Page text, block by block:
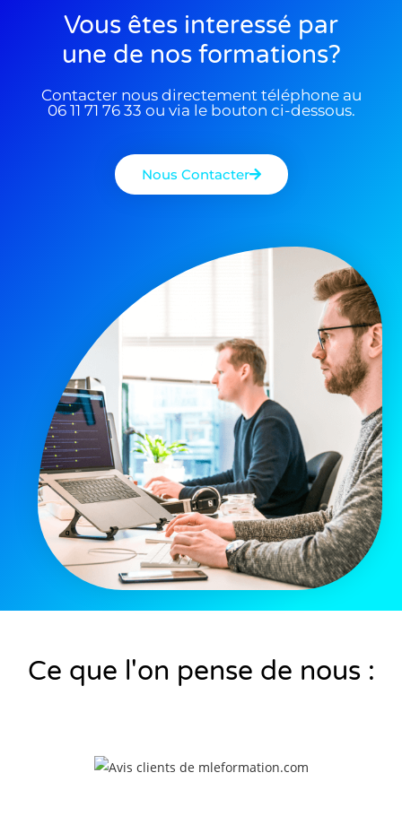
Vous êtes interessé par
une de nos formations?
Contacter nous directement téléphone au
06 11 71 76 33 ou via le bouton ci-dessous.
Nous Contacter
Ce que l'on pense de nous :